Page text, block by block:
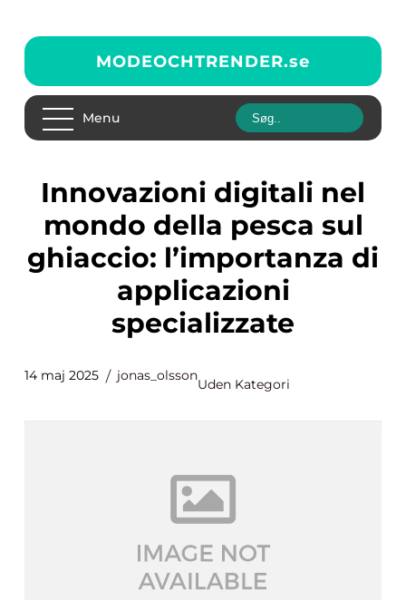
MODEOCHTRENDER.se
Menu
Innovazioni digitali nel
mondo della pesca sul
ghiaccio: l’importanza di
applicazioni
specializzate
14 maj 2025 jonas_olsson
Uden Kategori